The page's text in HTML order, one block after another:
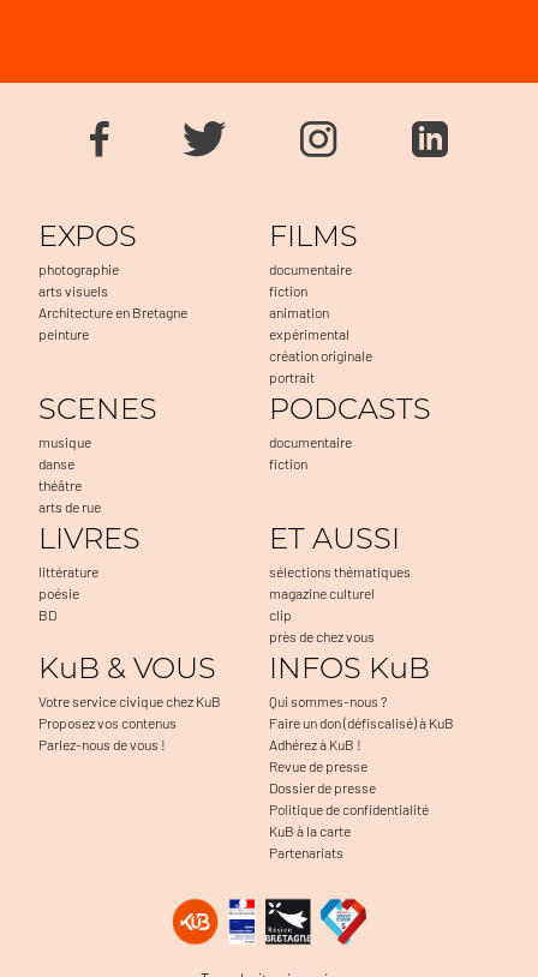
EXPOS
photographie
arts visuels
Architecture en Bretagne
peinture
FILMS
documentaire
fiction
animation
expérimental
création originale
portrait
SCENES
musique
danse
théâtre
arts de rue
PODCASTS
documentaire
fiction
LIVRES
littérature
poésie
BD
ET AUSSI
sélections thématiques
magazine culturel
clip
près de chez vous
KuB & VOUS
Votre service civique chez KuB
Proposez vos contenus
Parlez-nous de vous !
INFOS KuB
Qui sommes-nous ?
Faire un don (défiscalisé) à KuB
Adhérez à KuB !
Revue de presse
Dossier de presse
Politique de confidentialité
KuB à la carte
Partenariats